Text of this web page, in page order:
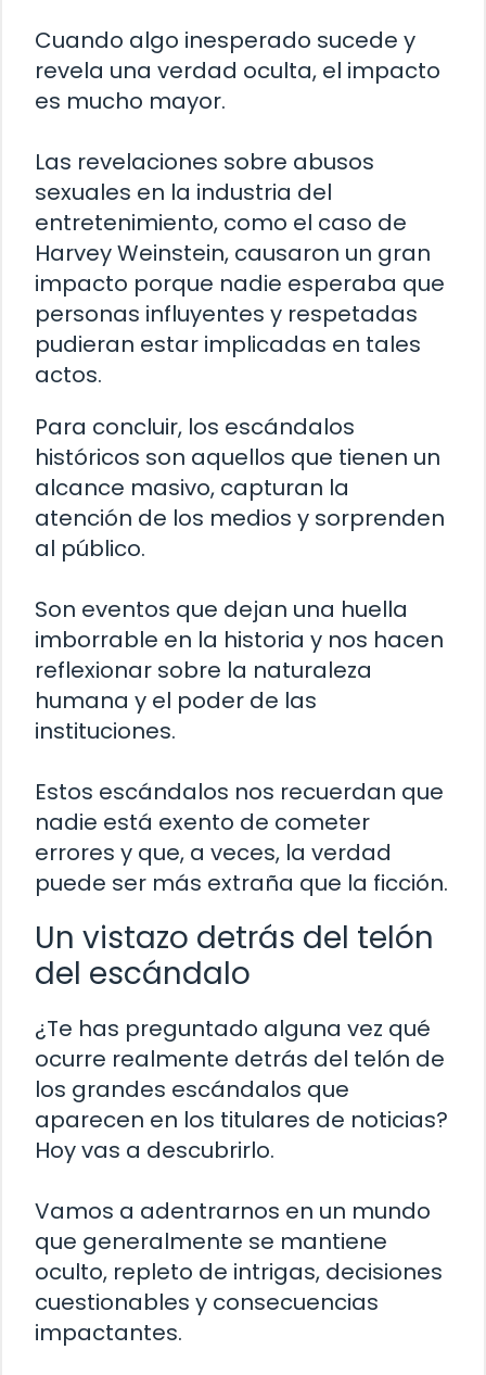
Cuando algo inesperado sucede y
revela una verdad oculta, el impacto
es mucho mayor.
Las revelaciones sobre abusos
sexuales en la industria del
entretenimiento, como el caso de
Harvey Weinstein, causaron un gran
impacto porque nadie esperaba que
personas influyentes y respetadas
pudieran estar implicadas en tales
actos.
Para concluir, los escándalos
históricos son aquellos que tienen un
alcance masivo, capturan la
atención de los medios y sorprenden
al público.
Son eventos que dejan una huella
imborrable en la historia y nos hacen
reflexionar sobre la naturaleza
humana y el poder de las
instituciones.
Estos escándalos nos recuerdan que
nadie está exento de cometer
errores y que, a veces, la verdad
puede ser más extraña que la ficción.
Un vistazo detrás del telón
del escándalo
¿Te has preguntado alguna vez qué
ocurre realmente detrás del telón de
los grandes escándalos que
aparecen en los titulares de noticias?
Hoy vas a descubrirlo.
Vamos a adentrarnos en un mundo
que generalmente se mantiene
oculto, repleto de intrigas, decisiones
cuestionables y consecuencias
impactantes.